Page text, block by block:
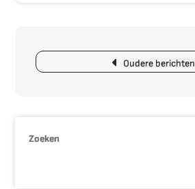
Berichtnavigatie
Oudere berichten
Zoeken